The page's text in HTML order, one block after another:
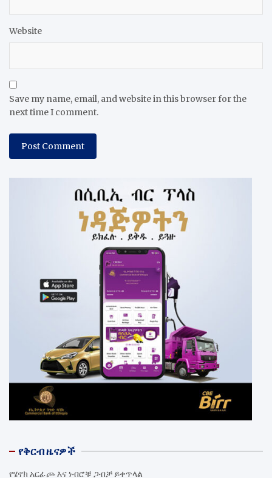
Website
Save my name, email, and website in this browser for the
next time I comment.
የቅርብ ዜናዎች
የሄኖክ አርፊጮ እና ነብሮቹ ጋብቻ ይቀጥላል